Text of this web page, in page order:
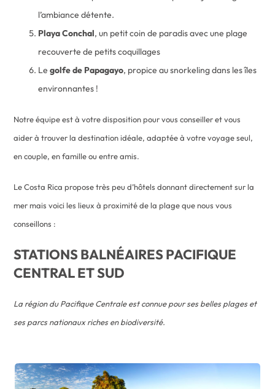
l’ambiance détente.
Playa Conchal, un petit coin de paradis avec une plage
recouverte de petits coquillages
Legolfe de Papagayo, propice au snorkeling dans les îles
environnantes !
Notre équipe est à votre disposition pour vous conseiller et vous
aider à trouver la destination idéale, adaptée à votre voyage seul,
en couple, en famille ou entre amis.
Le Costa Rica propose très peu d’hôtels donnant directement sur la
mer mais voici les lieux à proximité de la plage que nous vous
conseillons :
STATIONS BALNÉAIRES PACIFIQUE
CENTRAL ET SUD
La région du Pacifique Centrale est connue pour ses belles plages et
ses parcs nationaux riches en biodiversité.